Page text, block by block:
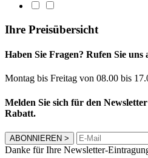
Ihre Preisübersicht
Haben Sie Fragen? Rufen Sie uns
Montag bis Freitag von 08.00 bis
Melden Sie sich für den
Rabatt.
ABONNIEREN >
Danke für Ihre Newsletter-